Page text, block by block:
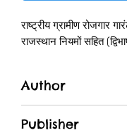
राष्ट्रीय ग्रामीण रोजगार
राजस्थान नियमों सहित
Author
Publisher